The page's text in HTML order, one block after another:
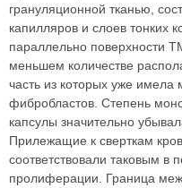
грануляционной тканью,
капилляров и слоев тонких
параллельно поверхности
меньшем количестве
часть из которых уже
фибробластов. Степень
капсулы значительно
Прилежащие к сверткам
соответствовали таковым в
пролиферации. Граница